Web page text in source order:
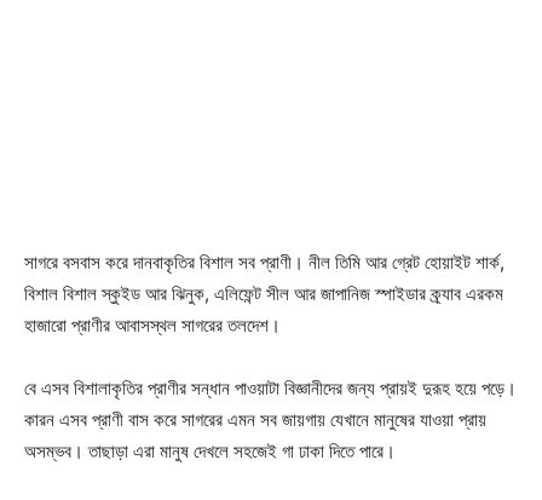
সাগরে বসবাস করে দানবাকৃতির বিশাল সব প্রাণী। নীল তিমি আর গ্রেট হোয়াইট শার্ক,
বিশাল বিশাল স্কুইড আর ঝিনুক, এলিফেন্ট সীল আর জাপানিজ স্পাইডার ক্র্যাব এরকম
হাজারো প্রাণীর আবাসস্থল সাগরের তলদেশ।
বে এসব বিশালাকৃতির প্রাণীর সন্ধান পাওয়াটা বিজ্ঞানীদের জন্য প্রায়ই দুরূহ হয়ে পড়ে।
কারন এসব প্রাণী বাস করে সাগরের এমন সব জায়গায় যেখানে মানুষের যাওয়া প্রায়
অসম্ভব। তাছাড়া এরা মানুষ দেখলে সহজেই গা ঢাকা দিতে পারে।